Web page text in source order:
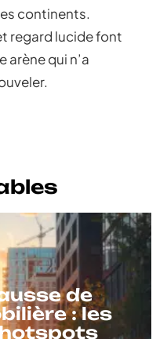
continents.
regard lucide font
qui n’a
de
: les